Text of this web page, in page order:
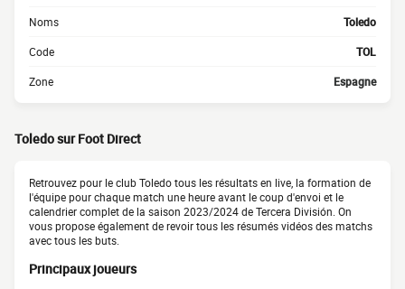
Noms Toledo
Code TOL
Zone Espagne
Toledo sur Foot Direct
Retrouvez pour le club Toledo tous les résultats en live, la formation de
l'équipe pour chaque match une heure avant le coup d'envoi et le
calendrier complet de la saison 2023/2024 de Tercera División. On
vous propose également de revoir tous les résumés vidéos des matchs
avec tous les buts.
Principaux joueurs